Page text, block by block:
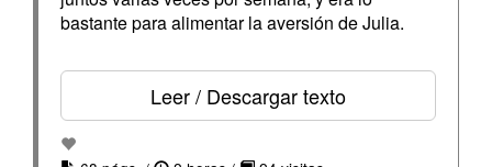
bastante para alimentar la aversión de Julia.
Leer / Descargar texto